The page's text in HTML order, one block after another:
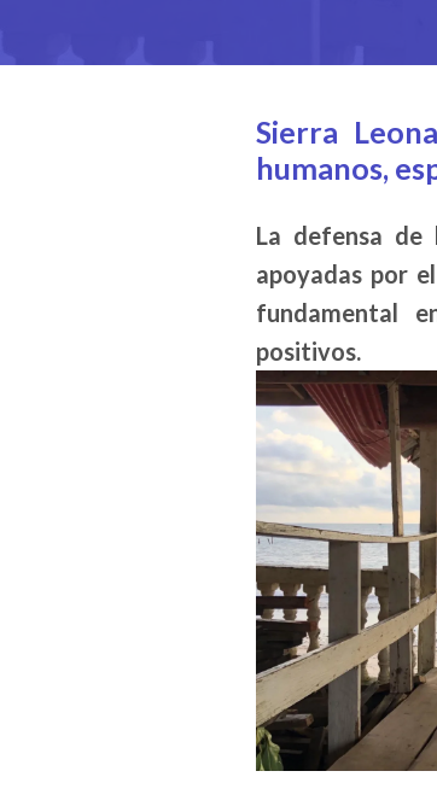
Sierra
humanos,
La defensa de
apoyadas por
fundamental
positivos.